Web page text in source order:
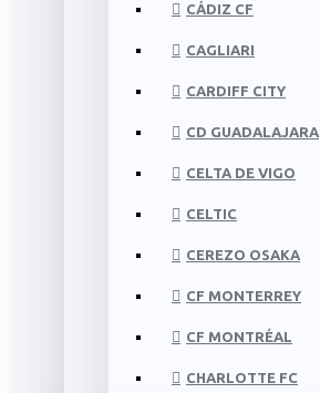
CÁDIZ CF
CAGLIARI
CARDIFF CITY
CD GUADALAJARA
CELTA DE VIGO
CELTIC
CEREZO OSAKA
CF MONTERREY
CF MONTRÉAL
CHARLOTTE FC